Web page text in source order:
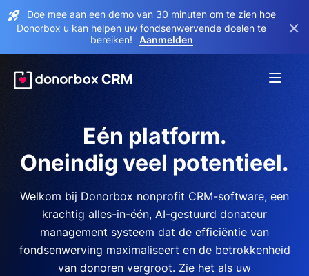
Doe mee aan een demo van 30 minuten om te zien hoe
Donorbox u kan helpen uw fondsenwervende doelen te
bereiken!
Aanmelden
×
Eén platform.
Oneindig veel potentieel.
Welkom bij Donorbox nonprofit CRM-software, een
krachtig alles-in-één, AI-gestuurd donateur
management systeem dat de efficiëntie van
fondsenwerving maximaliseert en de betrokkenheid
van donoren vergroot. Zie het als uw